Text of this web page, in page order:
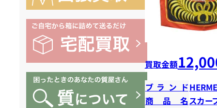
買取金額
ブランド
商品名スカー